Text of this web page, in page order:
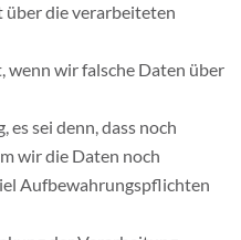
über die verarbeiteten
wenn wir falsche Daten über
es sei denn, dass noch
wir die Daten noch
Aufbewahrungspflichten